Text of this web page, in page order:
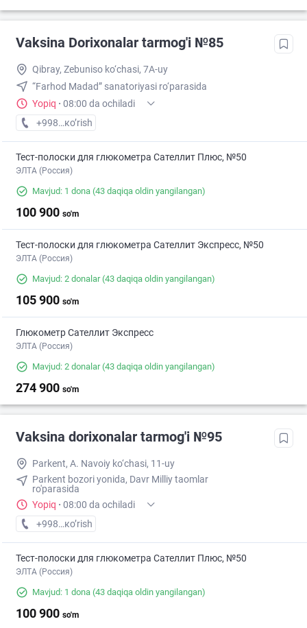
Vaksina Dorixonalar tarmog'i №85
Qibray, Zebuniso ko‘chasi, 7A-uy
“Farhod Madad” sanatoriyasi ro‘parasida
Yopiq · 08:00 da ochiladi
+998 (77) XXX-XX-XX
кo’rish
Тест-полоски для глюкометра Сателлит Плюс, №50
ЭЛТА (Россия)
Mavjud: 1 dona (43 daqiqa oldin yangilangan)
100 900 so'm
Тест-полоски для глюкометра Сателлит Экспресс, №50
ЭЛТА (Россия)
Mavjud: 2 donalar(43 daqiqa oldin yangilangan)
105 900 so'm
Глюкометр Сателлит Экспресс
ЭЛТА (Россия)
Mavjud: 2 donalar(43 daqiqa oldin yangilangan)
274 900 so'm
Vaksina dorixonalar tarmog'i №95
Parkent, A. Navoiy ko‘chasi, 11-uy
Parkent bozori yonida, Davr Milliy taomlar
ro'parasida
Yopiq · 08:00 da ochiladi
+998 (77) XXX-XX-XX
кo’rish
Тест-полоски для глюкометра Сателлит Плюс, №50
ЭЛТА (Россия)
Mavjud: 1 dona (43 daqiqa oldin yangilangan)
100 900 so'm